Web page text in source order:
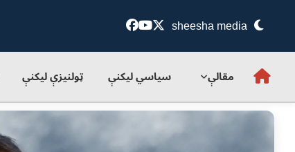
sheesha media
مقالې سياسي ليکنې ټولنيزې ليکنې